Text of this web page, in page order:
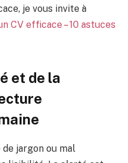
je vous invite à
CV efficace – 10 astuces
et de la
jargon ou mal